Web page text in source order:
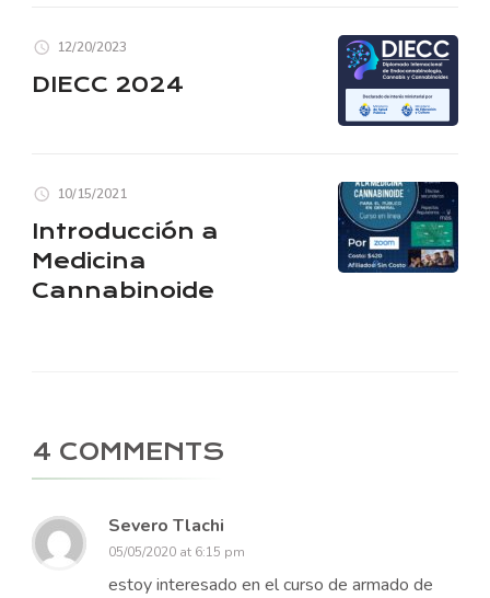
12/20/2023
DIECC 2024
10/15/2021
Introducción a
Medicina
Cannabinoide
4 COMMENTS
Severo Tlachi
05/05/2020 at 6:15 pm
estoy interesado en el curso de armado de